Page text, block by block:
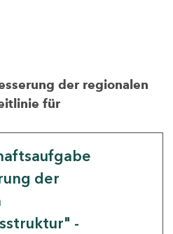
der regionalen
für
der
-